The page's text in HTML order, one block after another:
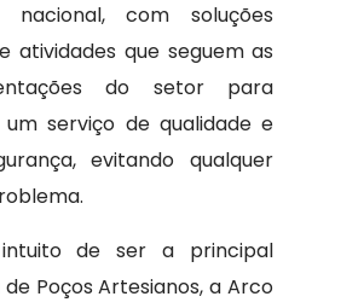
nacional, com soluções
atividades que seguem as
do setor para
serviço de qualidade e
evitando qualquer
de ser a principal
Poços Artesianos, a Arco